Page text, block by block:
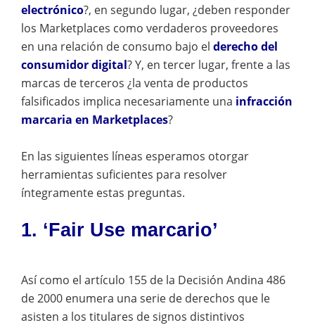
electrónico?, en segundo lugar, ¿deben responder
los Marketplaces como verdaderos proveedores
en una relación de consumo bajo el derecho del
consumidor digital? Y, en tercer lugar, frente a las
marcas de terceros ¿la venta de productos
falsificados implica necesariamente una infracción
marcaria en Marketplaces?
En las siguientes líneas esperamos otorgar
herramientas suficientes para resolver
íntegramente estas preguntas.
1. ‘Fair Use marcario’
Así como el artículo 155 de la Decisión Andina 486
de 2000 enumera una serie de derechos que le
asisten a los titulares de signos distintivos